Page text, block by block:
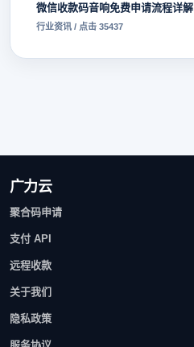
微信收款码音响免费申请流程详解
行业资讯 / 点击 35437
广力云
聚合码申请
支付 API
远程收款
关于我们
隐私政策